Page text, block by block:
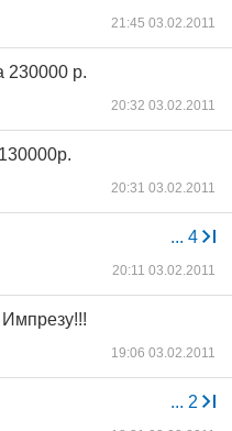
21:45 03.02.2011
230000 р.
20:32 03.02.2011
20:31 03.02.2011
... 4
20:11 03.02.2011
19:06 03.02.2011
... 2